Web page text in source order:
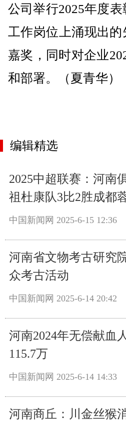
公司举行2025年度
工作岗位上涌现出
嘉奖，同时对企业
和部署。（夏青华）
编辑精选
2025中超联赛：河南
祖杜康队3比2胜成都
中国新闻网 2025-6-15 12:36
河南省文物考古研究
众考古活动
中国新闻网 2025-6-14 20:42
河南2024年无偿献血
115.7万
中国新闻网 2025-6-14 14:33
河南商丘：川金丝猴